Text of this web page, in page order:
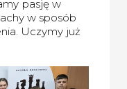
pasję w
w sposób
Uczymy już